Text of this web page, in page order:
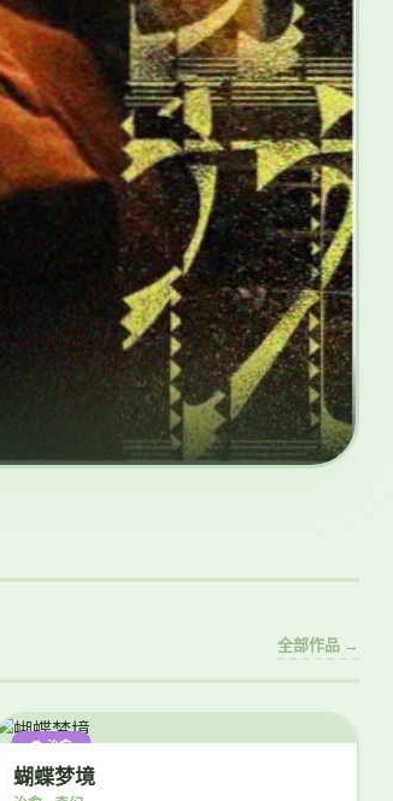
全部作品 →
🦋 治愈
蝴蝶梦境